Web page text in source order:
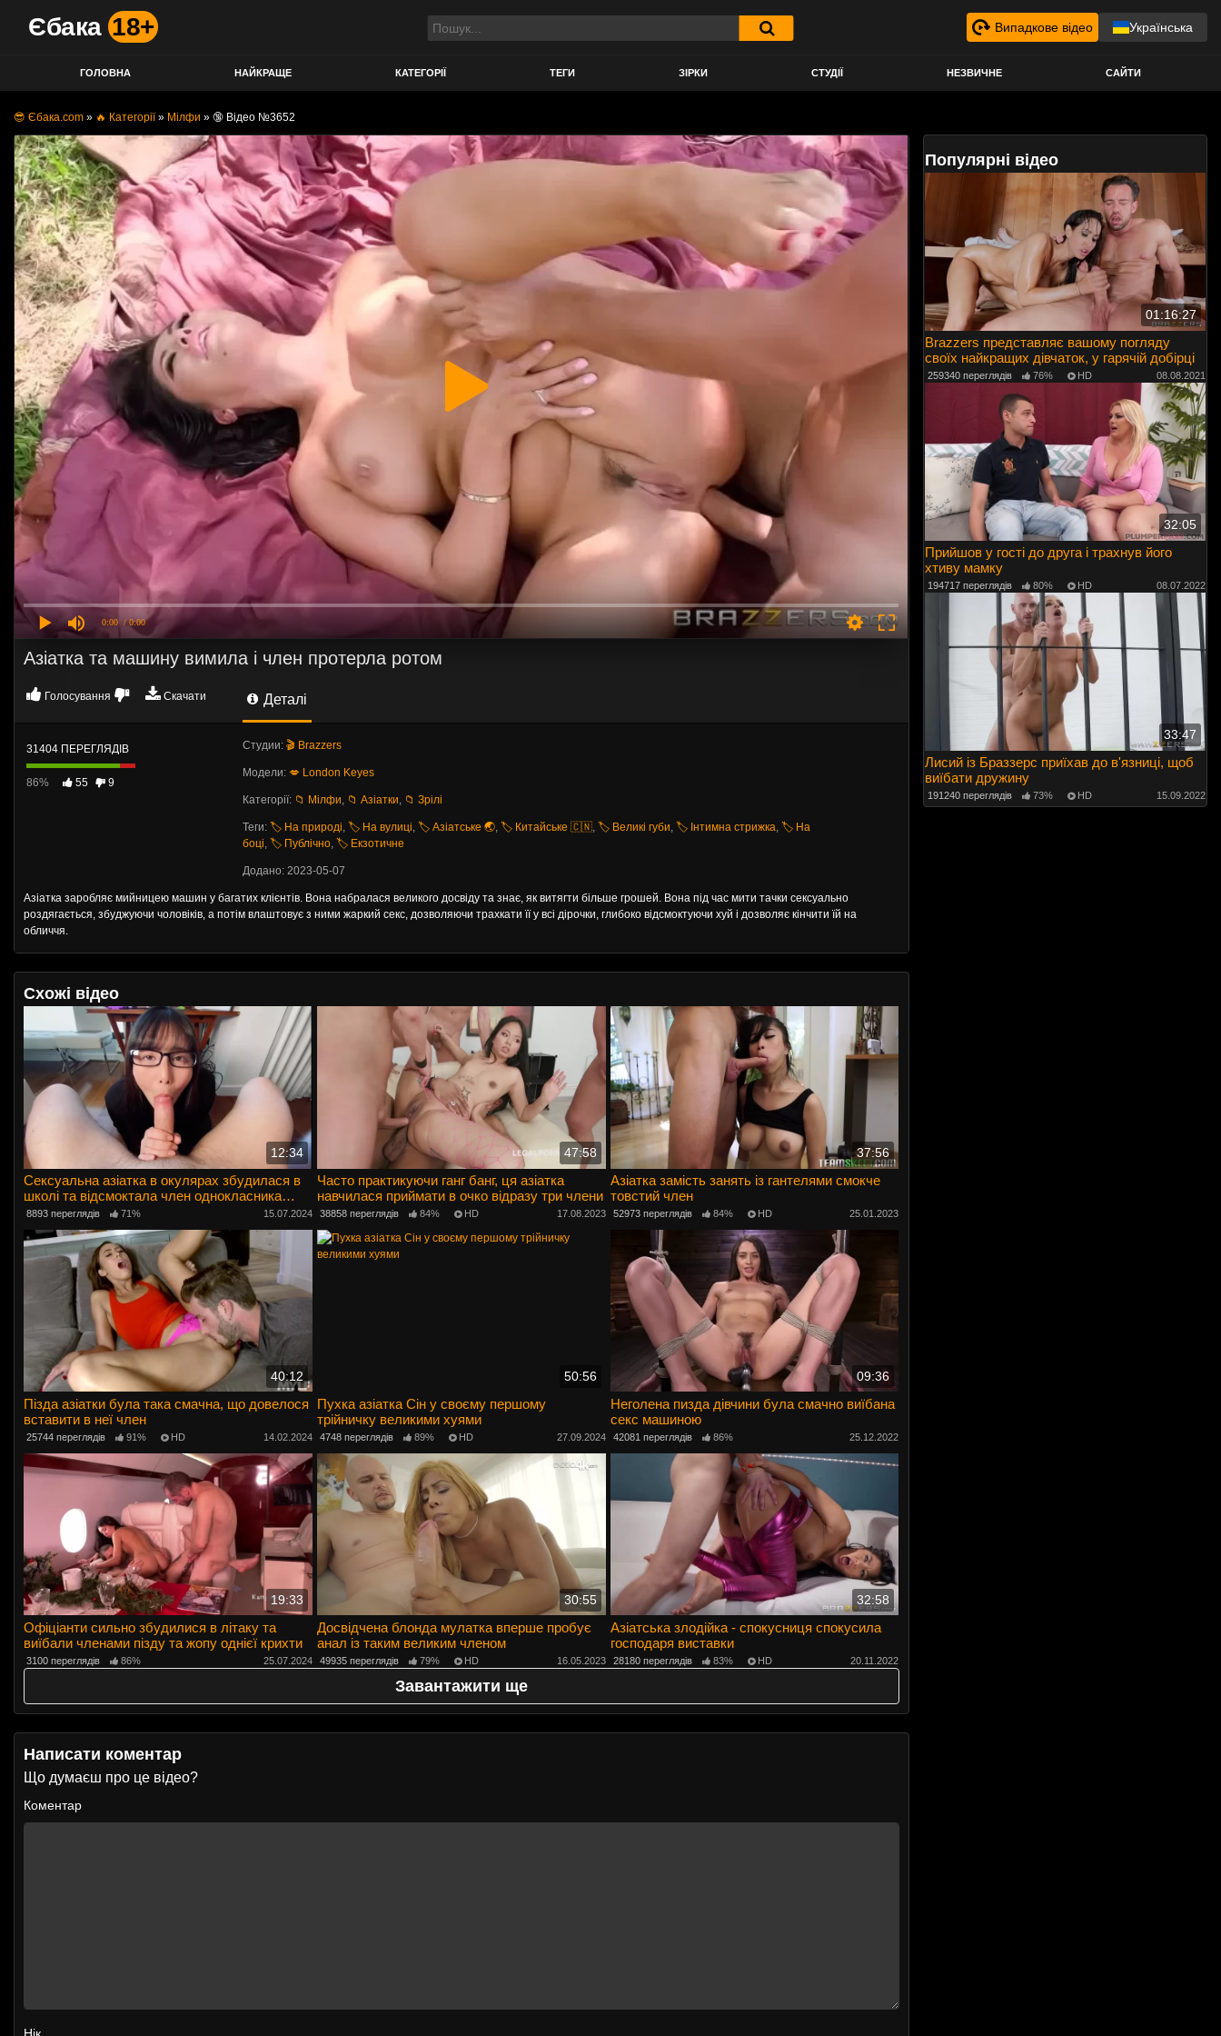
Єбака 18+ Випадкове відео Українська
ГОЛОВНА НАЙКРАЩЕ КАТЕГОРІЇ ТЕГИ ЗІРКИ СТУДІЇ НЕЗВИЧНЕ САЙТИ
😎 Єбака.com » 🔥 Категорії» Мілфи » 🔞 Відео №3652
0:00 / 0:00
Азіатка та машину вимила і член протерла ротом
Голосування Скачати Деталі
31404 ПЕРЕГЛЯДІВ
86% 55 9
Студии: 🎬 Brazzers
Модели: 💋 London Keyes
Категорії: 📁 Мілфи, 📁 Азіатки, 📁 Зрілі
Теги: 🏷️ На природі, 🏷️ На вулиці, 🏷️ Азіатське 🌏, 🏷️ Китайське 🇨🇳, 🏷️ Великі губи, 🏷️ Інтимна стрижка, 🏷️ На
боці, 🏷️ Публічно, 🏷️ Екзотичне
Додано: 2023-05-07
Азіатка заробляє мийницею машин у багатих клієнтів. Вона набралася великого досвіду та знає, як витягти більше грошей. Вона під час мити тачки сексуально
роздягається, збуджуючи чоловіків, а потім влаштовує з ними жаркий секс, дозволяючи трахкати її у всі дірочки, глибоко відсмоктуючи хуй і дозволяє кінчити їй на
обличчя.
Схожі відео
12:34
Сексуальна азіатка в окулярах збудилася в
школі та відсмоктала член однокласника
ротом
8893 переглядів 71% 15.07.2024
47:58
Часто практикуючи ганг банг, ця азіатка
навчилася приймати в очко відразу три члени
38858 переглядів 84% HD 17.08.2023
37:56
Азіатка замість занять із гантелями смокче
товстий член
52973 переглядів 84% HD 25.01.2023
40:12
Пізда азіатки була така смачна, що довелося
вставити в неї член
25744 переглядів 91% HD 14.02.2024
50:56
Пухка азіатка Сін у своєму першому
трійничку великими хуями
4748 переглядів 89% HD 27.09.2024
09:36
Неголена пизда дівчини була смачно виїбана
секс машиною
42081 переглядів 86% 25.12.2022
19:33
Офіціанти сильно збудилися в літаку та
виїбали членами пізду та жопу однієї крихти
3100 переглядів 86% 25.07.2024
30:55
Досвідчена блонда мулатка вперше пробує
анал із таким великим членом
49935 переглядів 79% HD 16.05.2023
32:58
Азіатська злодійка - спокусниця спокусила
господаря виставки
28180 переглядів 83% HD 20.11.2022
Завантажити ще
Написати коментар
Що думаєш про це відео?
Коментар
Нік
Популярні відео
01:16:27
Brazzers представляє вашому погляду
своїх найкращих дівчаток, у гарячій добірці
259340 переглядів 76% HD 08.08.2021
32:05
Прийшов у гості до друга і трахнув його
хтиву мамку
194717 переглядів 80% HD 08.07.2022
33:47
Лисий із Браззерс приїхав до в'язниці, щоб
виїбати дружину
191240 переглядів 73% HD 15.09.2022